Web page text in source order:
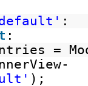
:
:
=
-
);